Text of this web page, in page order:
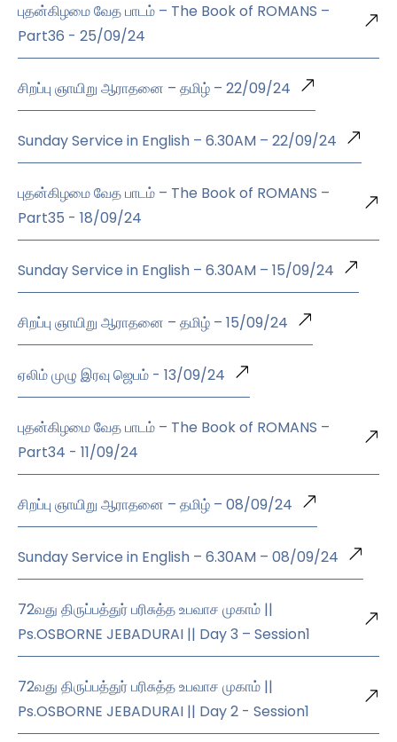
புதன்கிழமை வேத பாடம் – The Book of ROMANS –
Part36 - 25/09/24
சிறப்பு ஞாயிறு ஆராதனை – தமிழ் – 22/09/24
Sunday Service in English – 6.30AM – 22/09/24
புதன்கிழமை வேத பாடம் – The Book of ROMANS –
Part35 - 18/09/24
Sunday Service in English – 6.30AM – 15/09/24
சிறப்பு ஞாயிறு ஆராதனை – தமிழ் – 15/09/24
ஏலிம் முழு இரவு ஜெபம் - 13/09/24
புதன்கிழமை வேத பாடம் – The Book of ROMANS –
Part34 - 11/09/24
சிறப்பு ஞாயிறு ஆராதனை – தமிழ் – 08/09/24
Sunday Service in English – 6.30AM – 08/09/24
72வது திருப்பத்துர் பரிசுத்த உபவாச முகாம் ||
Ps.OSBORNE JEBADURAI || Day 3 – Session1
72வது திருப்பத்துர் பரிசுத்த உபவாச முகாம் ||
Ps.OSBORNE JEBADURAI || Day 2 - Session1